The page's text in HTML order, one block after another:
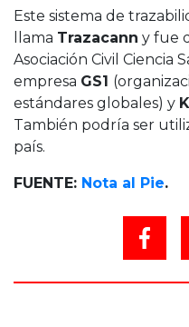
Este sistema de
llama Trazacann y fue
Asociación Civil Ciencia
empresa GS1
estándares globales) y
También podría ser
país.
FUENTE: Nota al Pie.